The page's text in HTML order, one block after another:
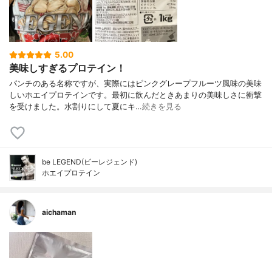
5.00
美味しすぎるプロテイン！
パンチのある名称ですが、実際にはピンクグレープフルーツ風味の美味
しいホエイプロテインです。最初に飲んだときあまりの美味しさに衝撃
を受けました。水割りにして夏にキ…続きを見る
be LEGEND(ビーレジェンド)
ホエイプロテイン
aichaman